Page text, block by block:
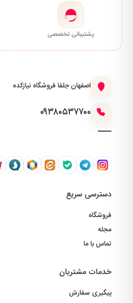
پشتیبانی تخصصی
اصفهان جلفا فروشگاه نیازکده
۰۹۳۸۰۵۳۷۷۰۰
دسترسی سریع
فروشگاه
مجله
تماس با ما
خدمات مشتریان
پیگیری سفارش